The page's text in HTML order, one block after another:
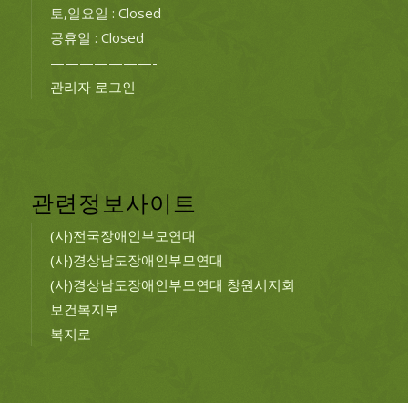
토,일요일 : Closed
공휴일 : Closed
———————-
관리자 로그인
관련정보사이트
(사)전국장애인부모연대
(사)경상남도장애인부모연대
(사)경상남도장애인부모연대 창원시지회
보건복지부
복지로